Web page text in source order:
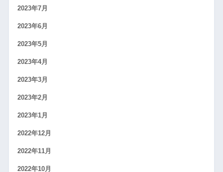
2023年7月
2023年6月
2023年5月
2023年4月
2023年3月
2023年2月
2023年1月
2022年12月
2022年11月
2022年10月